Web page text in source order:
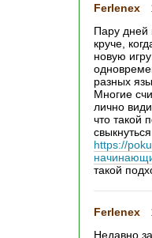
Ferlenex
Пару дней
круче,
новую
разных
Многие
лично
что такой
https://
такой
Ferlenex
Недавно